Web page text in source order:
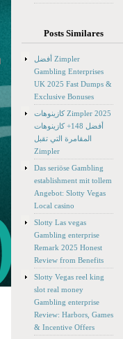
Posts Similares
أفضل Zimpler
Gambling Enterprises
UK 2025 Fast Dumps &
Exclusive Bonuses
كازينوهات Zimpler 2025
أفضل 148+ كازينوهات
المقامرة التي تقبل
Zimpler
Das seriöse Gambling
establishment mit tollem
Angebot: Slotty Vegas
Local casino
Slotty Las vegas
Gambling enterprise
Remark 2025 Honest
Review from Benefits
Slotty Vegas reel king
slot real money
Gambling enterprise
Review: Harbors, Games
& Incentive Offers